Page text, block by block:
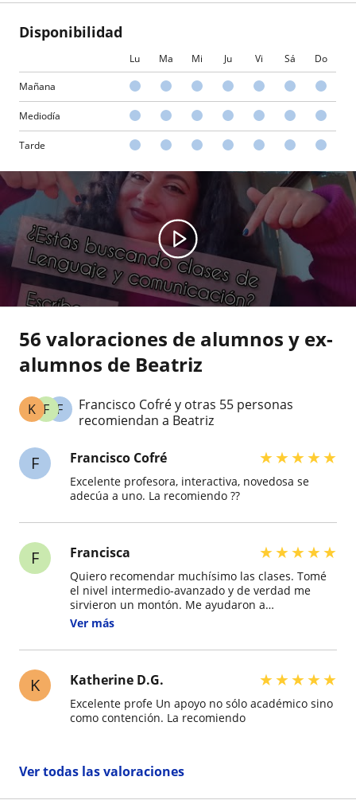
Disponibilidad
Lu Ma Mi Ju Vi Sá Do
Mañana
Mediodía
Tarde
56 valoraciones de alumnos y ex-
alumnos de Beatriz
F
F
K
Francisco Cofré y otras 55 personas
recomiendan a Beatriz
F Francisco Cofré ★★★★★
Excelente profesora, interactiva, novedosa se
adecúa a uno. La recomiendo ??
F Francisca ★★★★★
Quiero recomendar muchísimo las clases. Tomé
el nivel intermedio-avanzado y de verdad me
sirvieron un montón. Me ayudaron a
reconectarme con el idioma y, sobre todo, a
que me costaba bastante. Las clases eran muy
ambiente donde uno se sentía cómodo para
participar y equivocarse sin miedo. Gracias a esta
experiencia hoy me siento mucho más segura al
comunicarme y con más ganas de seguir
su inglés y ganar confianza al hablar.
Ver más
K Katherine D.G. ★★★★★
Excelente profe Un apoyo no sólo académico sino
como contención. La recomiendo
Ver todas las valoraciones